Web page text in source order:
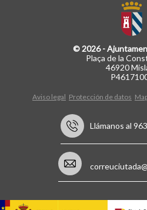
© 2026 -
Plaça de la
46920
Aviso legal Protección de datos
Llámanos al